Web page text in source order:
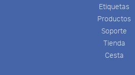
Etiquetas
Productos
Soporte
Tienda
Cesta